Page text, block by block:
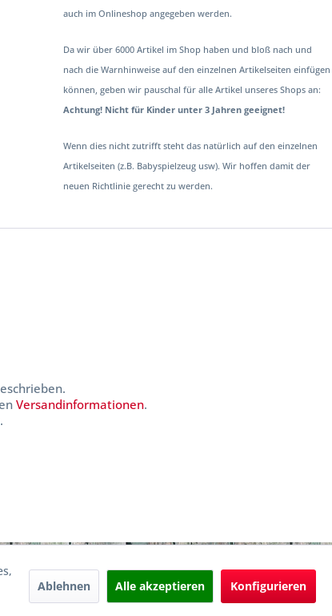
auch im Onlineshop angegeben werden.
Da wir über 6000 Artikel im Shop haben und bloß nach und
nach die Warnhinweise auf den einzelnen Artikelseiten einfügen
können, geben wir pauschal für alle Artikel unseres Shops an:
Achtung! Nicht für Kinder unter 3 Jahren geeignet!
Wenn dies nicht zutrifft steht das natürlich auf den einzelnen
Artikelseiten (z.B. Babyspielzeug usw). Wir hoffen damit der
neuen Richtlinie gerecht zu werden.
Versandinformationen.
.
Ablehnen Alle akzeptieren Konfigurieren